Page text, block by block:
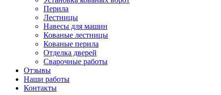
Перила
Лестницы
Навесы для машин
Кованые лестницы
Кованые перила
Отделка дверей
Сварочные работы
Отзывы
Наши работы
Контакты